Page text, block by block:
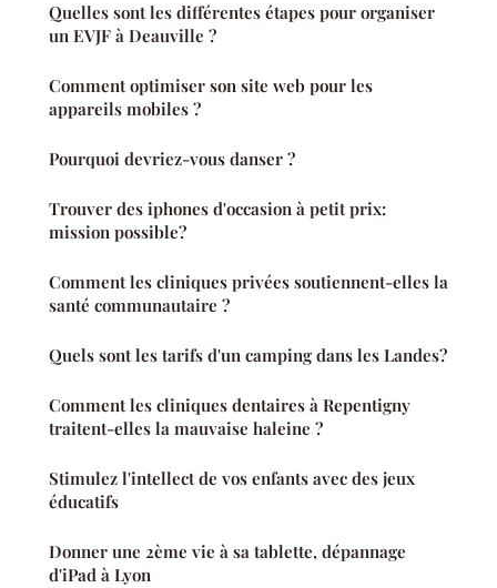
Quelles sont les différentes étapes pour organiser
un EVJF à Deauville ?
Comment optimiser son site web pour les
appareils mobiles ?
Pourquoi devriez-vous danser ?
Trouver des iphones d'occasion à petit prix:
mission possible?
Comment les cliniques privées soutiennent-elles la
santé communautaire ?
Quels sont les tarifs d'un camping dans les Landes?
Comment les cliniques dentaires à Repentigny
traitent-elles la mauvaise haleine ?
Stimulez l'intellect de vos enfants avec des jeux
éducatifs
Donner une 2ème vie à sa tablette, dépannage
d'iPad à Lyon